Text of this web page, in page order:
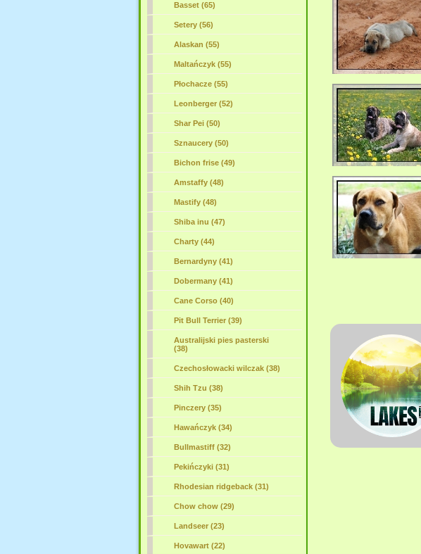
Basset (65)
Setery (56)
Alaskan (55)
Maltańczyk (55)
Płochacze (55)
Leonberger (52)
Shar Pei (50)
Sznaucery (50)
Bichon frise (49)
Amstaffy (48)
Mastify (48)
Shiba inu (47)
Charty (44)
Bernardyny (41)
Dobermany (41)
Cane Corso (40)
Pit Bull Terrier (39)
Australijski pies pasterski
(38)
Czechosłowacki wilczak (38)
Shih Tzu (38)
Pinczery (35)
Hawańczyk (34)
Bullmastiff(32)
Pekińczyki (31)
Rhodesian ridgeback (31)
Chow chow (29)
Landseer (23)
Hovawart (22)